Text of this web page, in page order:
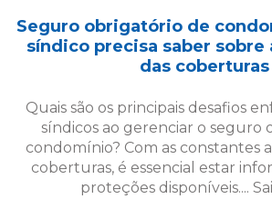
coberturas, é essencial estar
proteções disponíveis....